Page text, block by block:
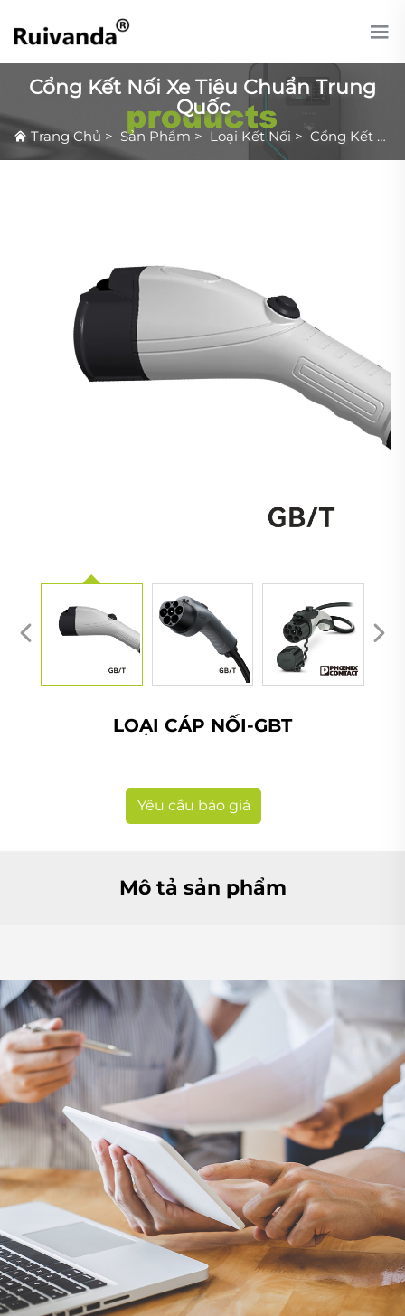
Cổng Kết Nối Xe Tiêu Chuẩn Trung
Quốc
Trang Chủ > Sản Phẩm > Loại Kết Nối >Cổng Kết Nối Xe Tiêu Chuẩn Trung Quốc
LOẠI CÁP NỐI-GBT
Yêu cầu báo giá
Mô tả sản phẩm